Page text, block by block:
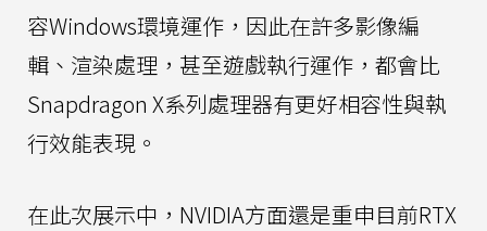
容Windows環境運作，因此在許多影像編
輯、渲染處理，甚至遊戲執行運作，都會比
Snapdragon X系列處理器有更好相容性與執
行效能表現。
在此次展示中，NVIDIA方面還是重申目前RTX